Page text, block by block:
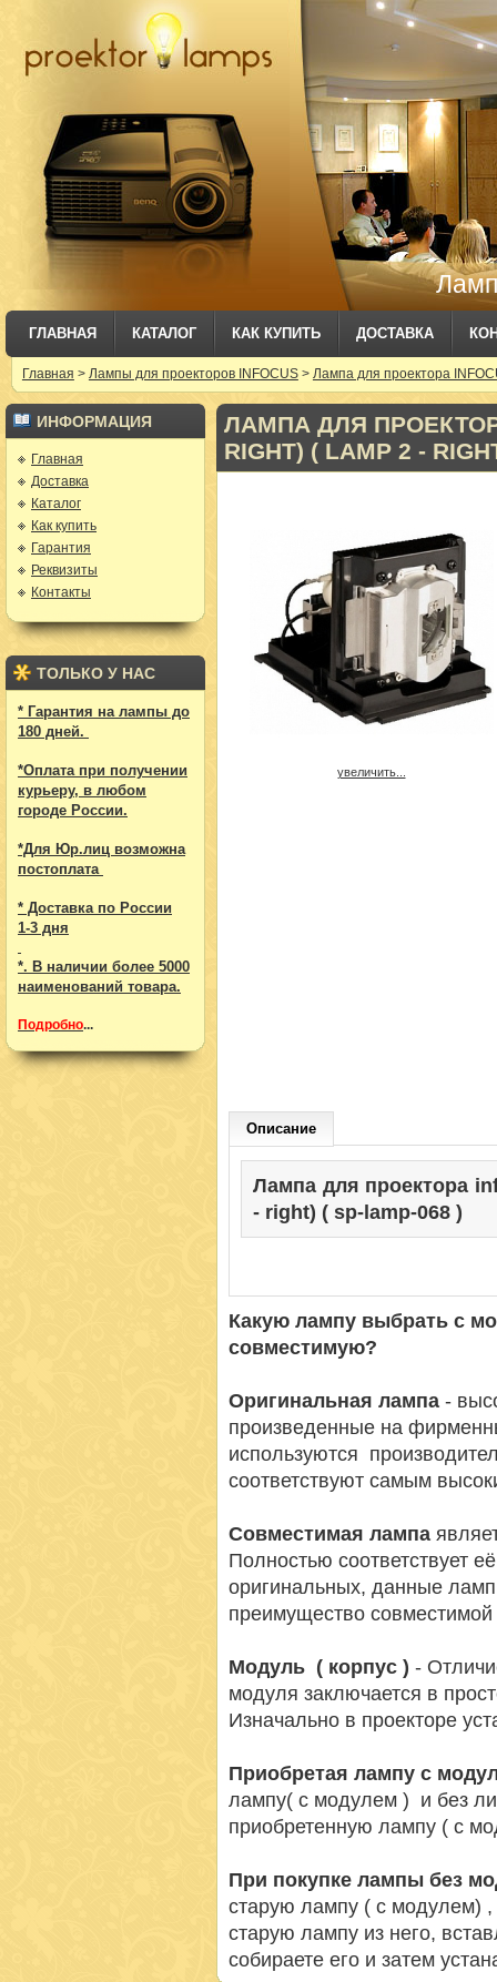
ГЛАВНАЯ КАТАЛОГ КАК КУПИТЬ ДОСТАВКА
Главная > Лампы для проекторов INFOCUS> Лампа для проектора
ИНФОРМАЦИЯ
Главная
Доставка
Каталог
Как купить
Гарантия
Реквизиты
Контакты
ТОЛЬКО У НАС
* Гарантия на лампы до
180 дней.
*Оплата при получении
курьеру, в любом
городе России.
*Для Юр.лиц возможна
постоплата
* Доставка по России
1-3 дня
*. В наличии более 5000
наименований товара.
Подробно...
ЛАМПА ДЛЯ ПРОЕКТОРА
RIGHT) ( LAMP 2 -
увеличить...
Описание
Лампа для проектора
- right) ( sp-lamp-068 )
Какую лампу выбрать с
совместимую?
Оригинальная лампа -
произведенные на
используются
соответствуют самым
Совместимая лампа
Полностью соответствует
оригинальных, данные
преимущество
Модуль ( корпус ) -
модуля заключается в
Изначально в проекторе
Приобретая лампу с
лампу( с модулем ) и без
приобретенную лампу ( с
При покупке лампы без
старую лампу ( с модулем) ,
старую лампу из него,
собираете его и затем